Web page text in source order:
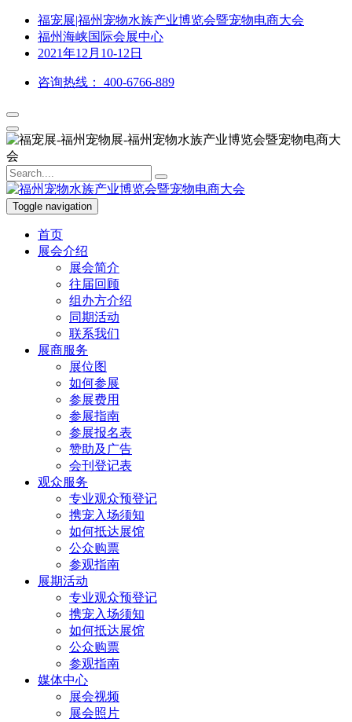
福宠展|福州宠物水族产业博览会暨宠物电商大会
福州海峡国际会展中心
2021年12月10-12日
咨询热线： 400-6766-889
Toggle navigation
首页
展会介绍
展会简介
往届回顾
组办方介绍
同期活动
联系我们
展商服务
展位图
如何参展
参展费用
参展指南
参展报名表
赞助及广告
会刊登记表
观众服务
专业观众预登记
携宠入场须知
如何抵达展馆
公众购票
参观指南
展期活动
专业观众预登记
携宠入场须知
如何抵达展馆
公众购票
参观指南
媒体中心
展会视频
展会照片